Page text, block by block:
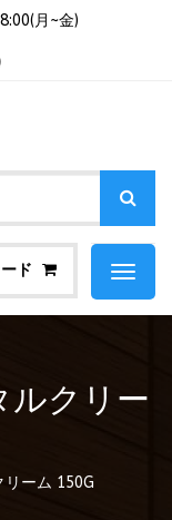
月~金)
ド
Toggle
ルクリー
リーム 150G